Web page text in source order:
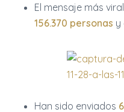
El mensaje más
156.370 personas y
Han sido enviados